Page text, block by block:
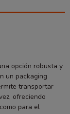
opción robusta y
un packaging
transportar
ofreciendo
para el